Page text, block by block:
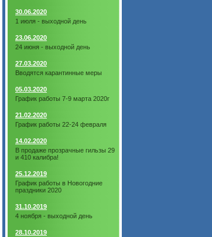
30.06.2020
1 июля - выходной день
23.06.2020
24 июня - выходной день
27.03.2020
Вводятся карантинные меры
05.03.2020
График работы 7-9 марта 2020г
21.02.2020
График работы 22-24 февраля
14.02.2020
В продаже прозрачные гильзы 29
и 410 калибра!
25.12.2019
График работы в Новогодние
праздники 2020
31.10.2019
4 ноября - выходной день
28.10.2019